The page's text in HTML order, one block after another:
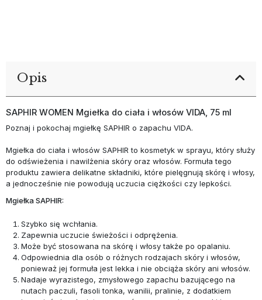
Opis
SAPHIR WOMEN Mgiełka do ciała i włosów VIDA, 75 ml
Poznaj i pokochaj mgiełkę SAPHIR o zapachu VIDA.
Mgiełka do ciała i włosów SAPHIR to kosmetyk w sprayu, który służy
do odświeżenia i nawilżenia skóry oraz włosów. Formuła tego
produktu zawiera delikatne składniki, które pielęgnują skórę i włosy,
a jednocześnie nie powodują uczucia ciężkości czy lepkości.
Mgiełka SAPHIR:
Szybko się wchłania.
Zapewnia uczucie świeżości i odprężenia.
Może być stosowana na skórę i włosy także po opalaniu.
Odpowiednia dla osób o różnych rodzajach skóry i włosów,
ponieważ jej formuła jest lekka i nie obciąża skóry ani włosów.
Nadaje wyrazistego, zmysłowego zapachu bazującego na
nutach paczuli, fasoli tonka, wanilii, pralinie, z dodatkiem